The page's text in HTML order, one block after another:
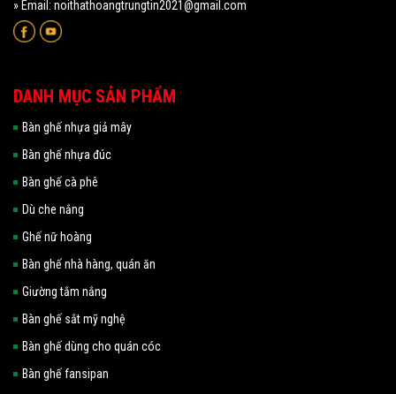
» Email: noithathoangtrungtin2021@gmail.com
DANH MỤC SẢN PHẨM
Bàn ghế nhựa giả mây
Bàn ghế nhựa đúc
Bàn ghế cà phê
Dù che nắng
Ghế nữ hoàng
Bàn ghế nhà hàng, quán ăn
Giường tắm nắng
Bàn ghế sắt mỹ nghệ
Bàn ghế dùng cho quán cóc
Bàn ghế fansipan